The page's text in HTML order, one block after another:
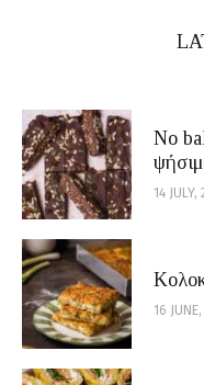
No
14 JULY,
16